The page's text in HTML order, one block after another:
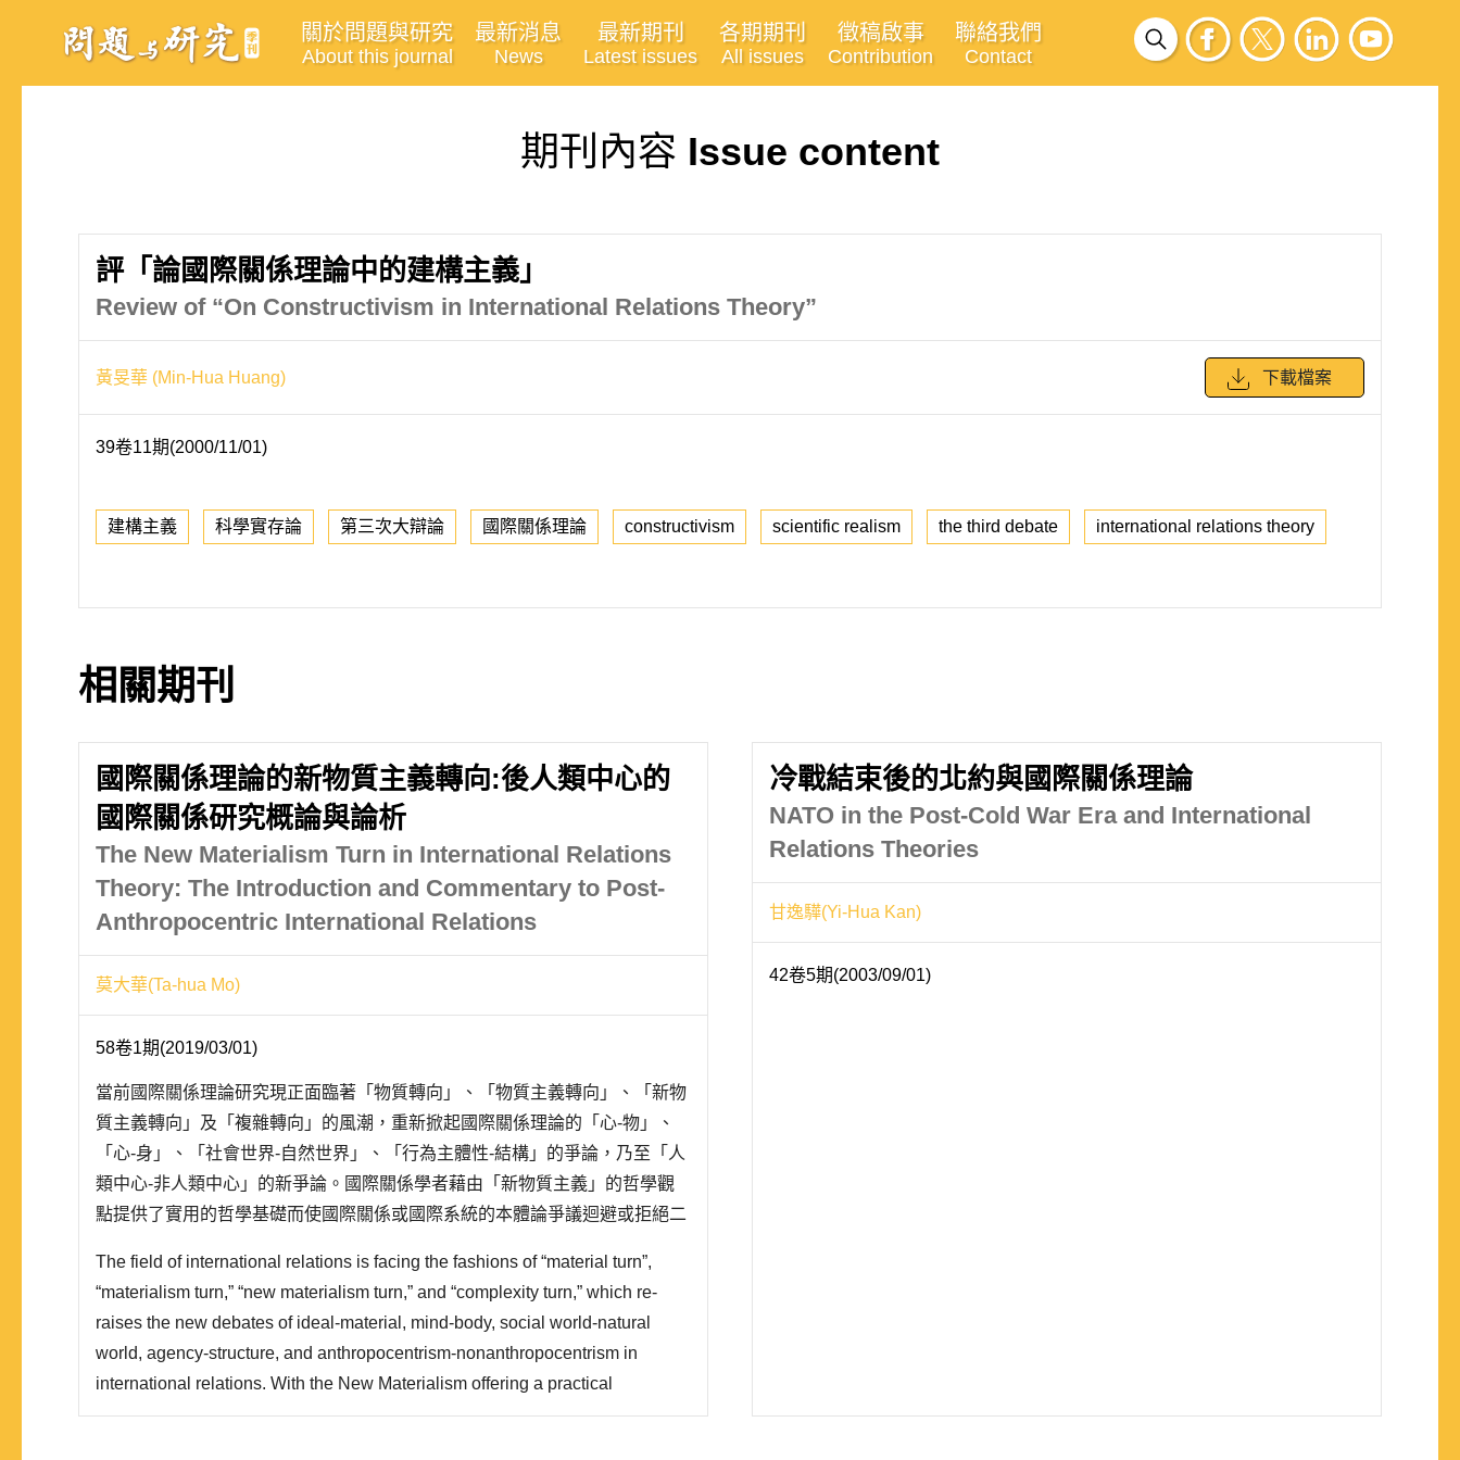
關於問題與研究
About this journal
最新消息
News
最新期刊
Latest issues
各期期刊
All issues
徵稿啟事
Contribution
聯絡我們
Contact
期刊內容 Issue content
評「論國際關係理論中的建構主義」
Review of “On Constructivism in International Relations Theory”
黃旻華 (Min-Hua Huang) 下載檔案
39卷11期(2000/11/01)
建構主義 科學實存論 第三次大辯論 國際關係理論 constructivism scientific realism the third debate international relations theory
相關期刊
國際關係理論的新物質主義轉向:後人類中心的
國際關係研究概論與論析
The New Materialism Turn in International Relations
Theory: The Introduction and Commentary to Post-
Anthropocentric International Relations
莫大華(Ta-hua Mo)
58卷1期(2019/03/01)
當前國際關係理論研究現正面臨著「物質轉向」、「物質主義轉向」、「新物
質主義轉向」及「複雜轉向」的風潮，重新掀起國際關係理論的「心-物」、
「心-身」、「社會世界-自然世界」、「行為主體性-結構」的爭論，乃至「人
類中心-非人類中心」的新爭論。國際關係學者藉由「新物質主義」的哲學觀
點提供了實用的哲學基礎而使國際關係或國際系統的本體論爭議迴避或拒絕二
人類」的觀點，以及物質性也不是僅僅無生..
The field of international relations is facing the fashions of “material turn”,
“materialism turn,” “new materialism turn,” and “complexity turn,” which re-
raises the new debates of ideal-material, mind-body, social world-natural
world, agency-structure, and anthropocentrism-nonanthropocentrism in
international relations. With the New Materialism offering a practical
philosophical founda- tion, the ontological debates of international relations or
冷戰結束後的北約與國際關係理論
NATO in the Post-Cold War Era and International
Relations Theories
甘逸驊(Yi-Hua Kan)
42卷5期(2003/09/01)